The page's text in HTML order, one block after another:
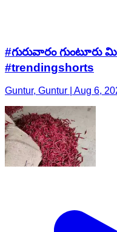
#గురువారం
#trendingshorts
Guntur, Guntur | Aug 6,